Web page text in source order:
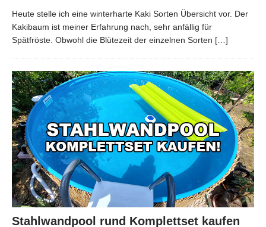
Heute stelle ich eine winterharte Kaki Sorten Übersicht vor. Der
Kakibaum ist meiner Erfahrung nach, sehr anfällig für
Spätfröste. Obwohl die Blütezeit der einzelnen Sorten […]
Stahlwandpool rund Komplettset kaufen